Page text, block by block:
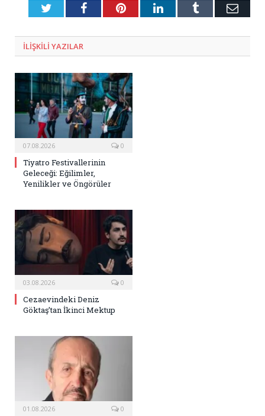
TwitterFacebookPinterestLinkedInTumblr E-
ILIŞKILI YAZILAR
07.08.2026 0
Tiyatro Festivallerinin
Geleceği: Eğilimler,
Yenilikler ve Öngörüler
03.08.2026 0
Cezaevindeki Deniz
Göktaş’tan İkinci Mektup
01.08.2026 0